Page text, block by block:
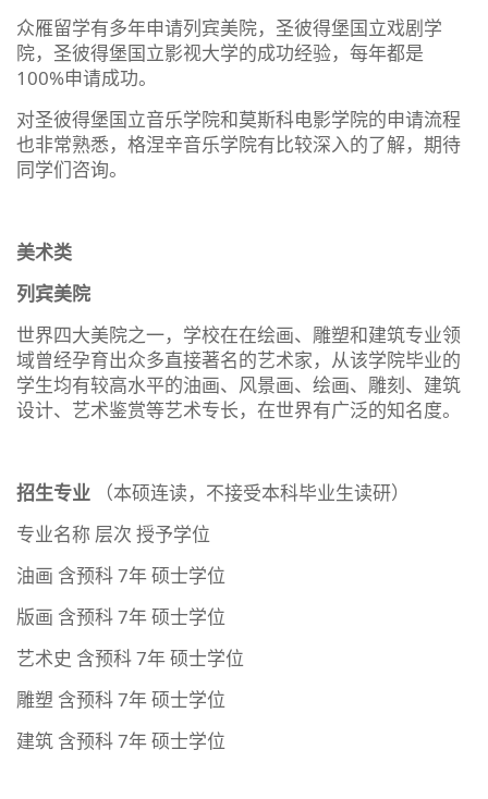
众雁留学有多年申请列宾美院，圣彼得堡国立戏剧学
院，圣彼得堡国立影视大学的成功经验，每年都是
100%申请成功。
对圣彼得堡国立音乐学院和莫斯科电影学院的申请流程
也非常熟悉，格涅辛音乐学院有比较深入的了解，期待
同学们咨询。
美术类
列宾美院
世界四大美院之一，学校在在绘画、雕塑和建筑专业领
域曾经孕育出众多直接著名的艺术家，从该学院毕业的
学生均有较高水平的油画、风景画、绘画、雕刻、建筑
设计、艺术鉴赏等艺术专长，在世界有广泛的知名度。
招生专业 （本硕连读，不接受本科毕业生读研）
专业名称 层次 授予学位
油画 含预科 7年 硕士学位
版画 含预科 7年 硕士学位
艺术史 含预科 7年 硕士学位
雕塑 含预科 7年 硕士学位
建筑 含预科 7年 硕士学位